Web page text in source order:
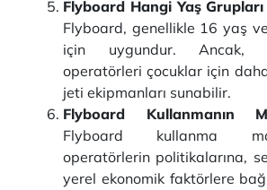
Flyboard Hangi Yaş
Flyboard, genellikle 16 yaş
için uygundur. Ancak,
operatörleri çocuklar için
jeti ekipmanları sunabilir.
Flyboard Kullanmanın
Flyboard kullanma
operatörlerin politikalarına,
yerel ekonomik faktörlere